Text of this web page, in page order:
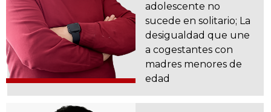
adolescente no
sucede en solitario; La
desigualdad que une
a cogestantes con
madres menores de
edad